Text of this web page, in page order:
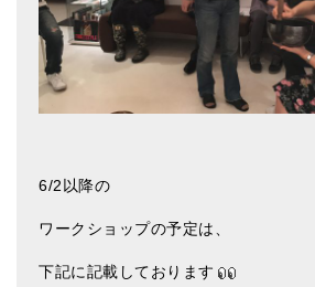
亡命チベット人尼僧のお守り・チャーム
チベット・マントラ・ヒーリングCD
倍音呼吸法レッスン
6/2以降の
ワークショップの予定は、
下記に記載しております